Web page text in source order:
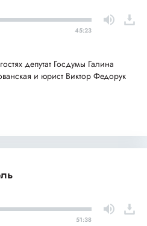
45:23
депутат Госдумы Галина
и юрист Виктор Федорук
51:38